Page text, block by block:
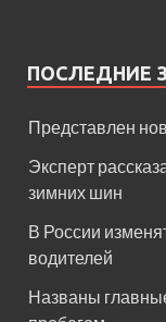
ПОСЛЕДНИЕ
Представлен
Эксперт
зимних шин
В России
водителей
Названы